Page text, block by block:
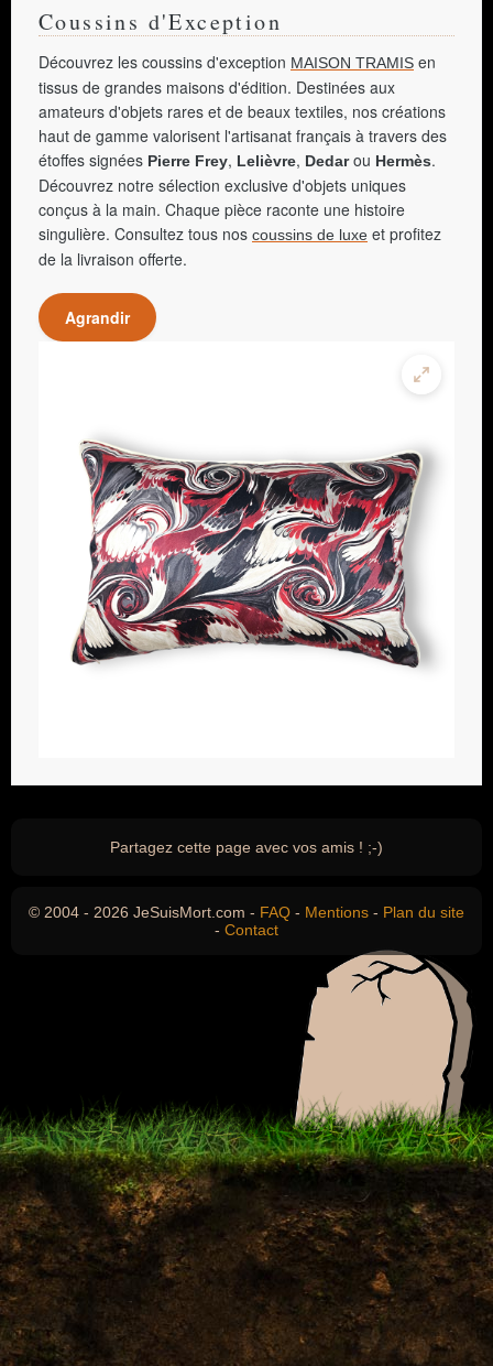
Coussins d'Exception
Découvrez les coussins d'exception MAISON TRAMIS en
tissus de grandes maisons d'édition. Destinées aux
amateurs d'objets rares et de beaux textiles, nos créations
haut de gamme valorisent l'artisanat français à travers des
étoffes signées Pierre Frey, Lelièvre, Dedarou Hermès.
Découvrez notre sélection exclusive d'objets uniques
conçus à la main. Chaque pièce raconte une histoire
singulière. Consultez tous nos coussins de luxe et profitez
de la livraison offerte.
Agrandir
Partagez cette page avec vos amis ! ;-)
© 2004 - 2026 JeSuisMort.com - FAQ - Mentions - Plan du site
- Contact